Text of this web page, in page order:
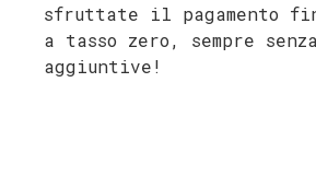
sfruttate il pagamento
a tasso zero, sempre
aggiuntive!